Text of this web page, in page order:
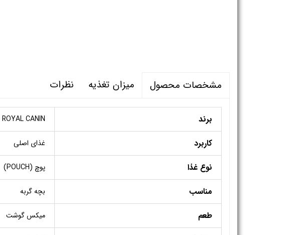
مشخصات محصول میزان تغذیه نظرات
برند ROYAL CANIN
کاربرد غذای اصلی
نوع غذا پوچ (POUCH)
مناسب بچه گربه
طعم میکس گوشت